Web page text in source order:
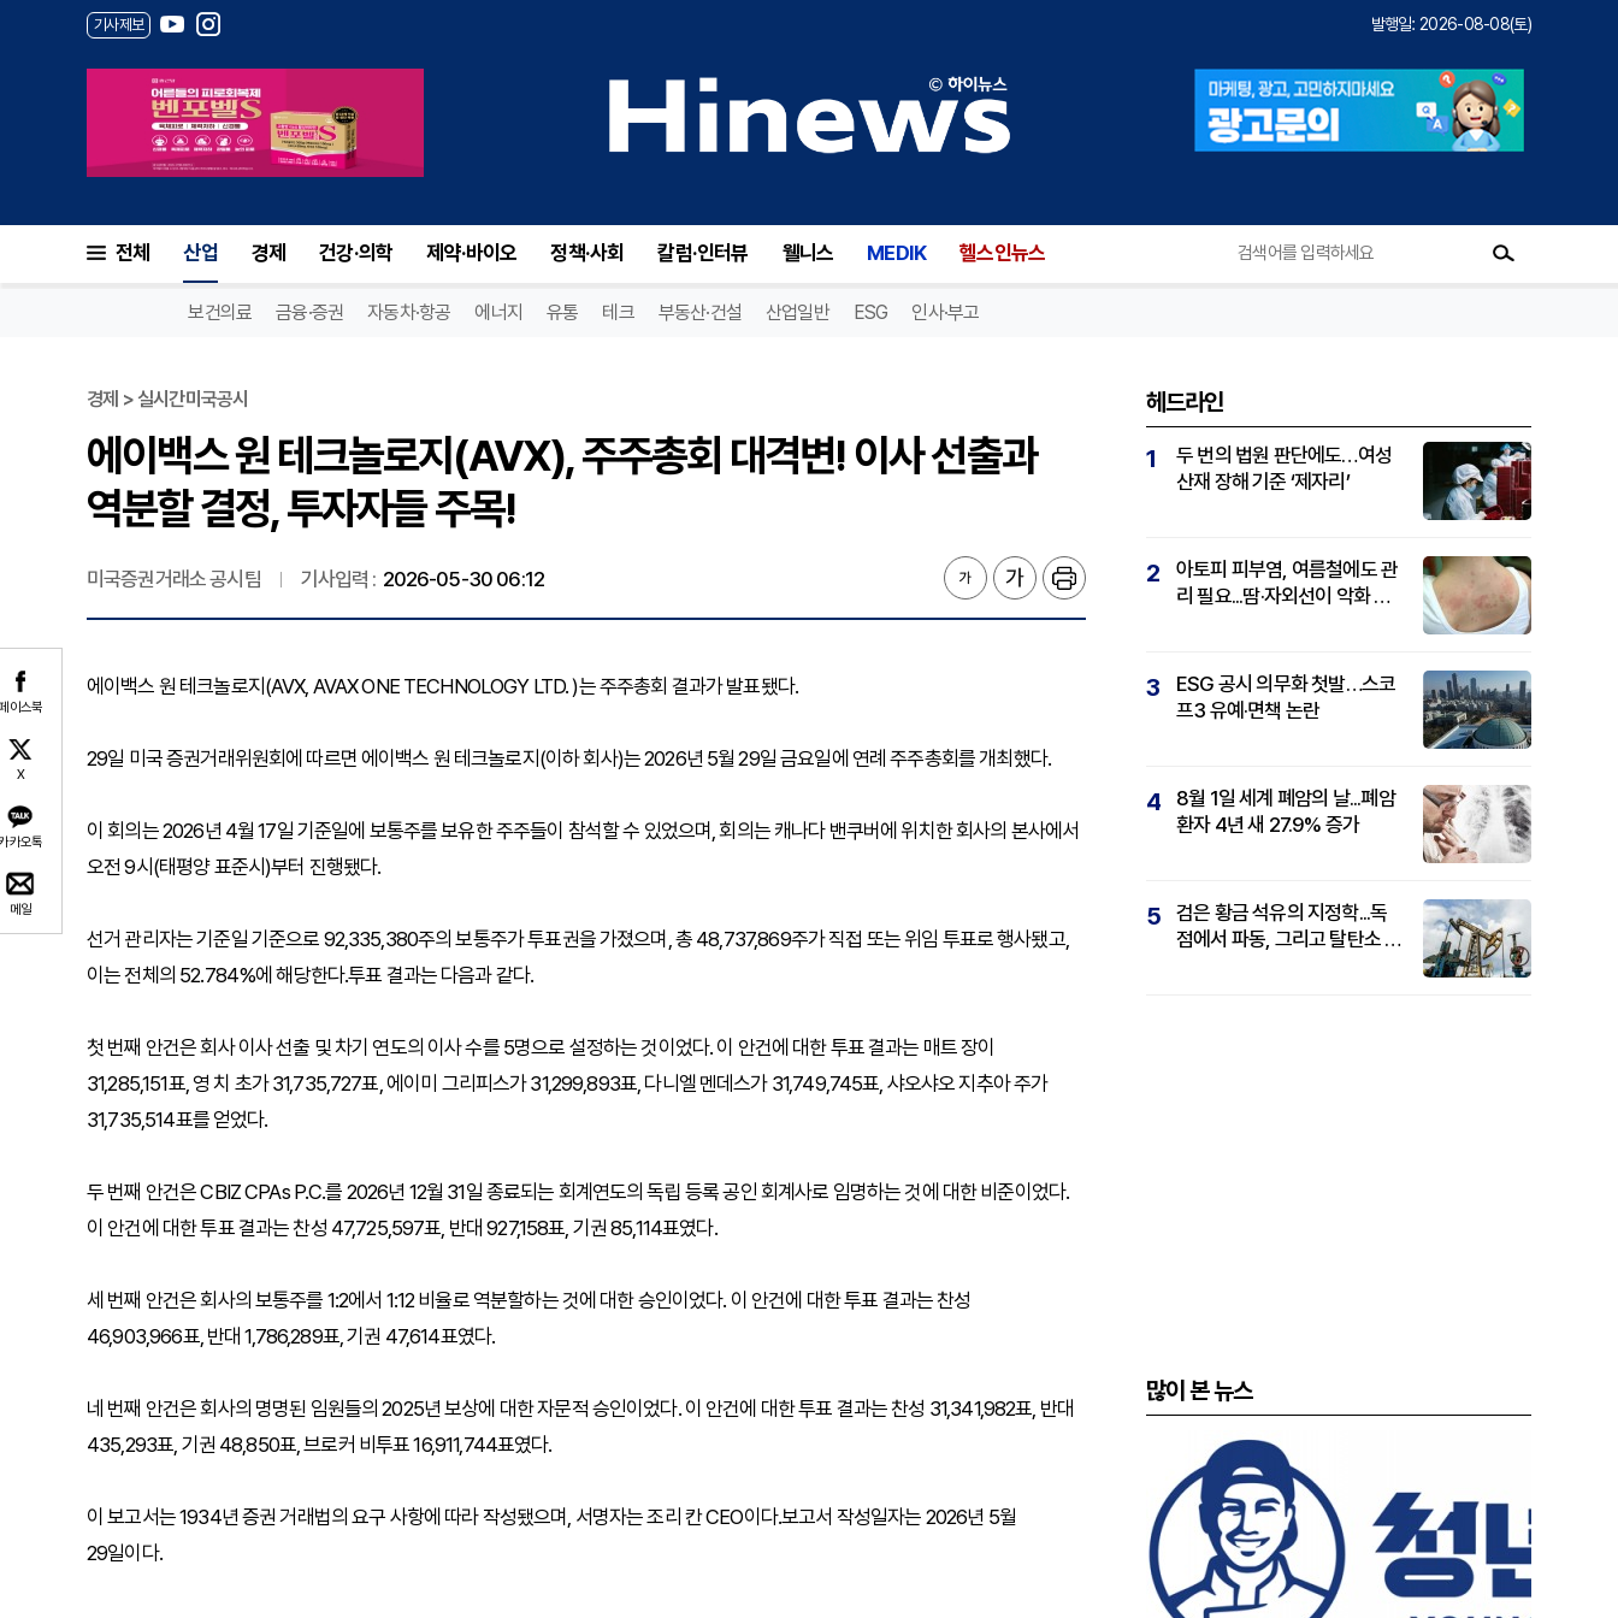
기사제보 발행일: 2026-08-08(토)
전체 산업 경제 건강·의학 제약·바이오 정책·사회 칼럼·인터뷰 웰니스 MEDIK 헬스인뉴스
보건의료 금융·증권 자동차·항공 에너지 유통 테크 부동산·건설 산업일반 ESG 인사·부고
이스북
X
카오톡
메일
경제 > 실시간미국공시
에이백스 원 테크놀로지(AVX), 주주총회 대격변! 이사 선출과
역분할 결정, 투자자들 주목!
미국증권거래소 공시팀 기사입력 : 2026-05-30 06:12
에이백스 원 테크놀로지(AVX, AVAX ONE TECHNOLOGY LTD. )는 주주총회 결과가 발표됐다.
29일 미국 증권거래위원회에 따르면 에이백스 원 테크놀로지(이하 회사)는 2026년 5월 29일 금요일에 연례 주주총회를 개최했다.
이 회의는 2026년 4월 17일 기준일에 보통주를 보유한 주주들이 참석할 수 있었으며, 회의는 캐나다 밴쿠버에 위치한 회사의 본사에서
오전 9시(태평양 표준시)부터 진행됐다.
선거 관리자는 기준일 기준으로 92,335,380주의 보통주가 투표권을 가졌으며, 총 48,737,869주가 직접 또는 위임 투표로 행사됐고,
이는 전체의 52.784%에 해당한다.투표 결과는 다음과 같다.
첫 번째 안건은 회사 이사 선출 및 차기 연도의 이사 수를 5명으로 설정하는 것이었다. 이 안건에 대한 투표 결과는 매트 장이
31,285,151표, 영 치 초가 31,735,727표, 에이미 그리피스가 31,299,893표, 다니엘 멘데스가 31,749,745표, 샤오샤오 지추아 주가
31,735,514표를 얻었다.
두 번째 안건은 CBIZ CPAs P.C.를 2026년 12월 31일 종료되는 회계연도의 독립 등록 공인 회계사로 임명하는 것에 대한 비준이었다.
이 안건에 대한 투표 결과는 찬성 47,725,597표, 반대 927,158표, 기권 85,114표였다.
세 번째 안건은 회사의 보통주를 1:2에서 1:12 비율로 역분할하는 것에 대한 승인이었다. 이 안건에 대한 투표 결과는 찬성
46,903,966표, 반대 1,786,289표, 기권 47,614표였다.
네 번째 안건은 회사의 명명된 임원들의 2025년 보상에 대한 자문적 승인이었다. 이 안건에 대한 투표 결과는 찬성 31,341,982표, 반대
435,293표, 기권 48,850표, 브로커 비투표 16,911,744표였다.
이 보고서는 1934년 증권 거래법의 요구 사항에 따라 작성됐으며, 서명자는 조리 칸 CEO이다.보고서 작성일자는 2026년 5월
29일이다.
헤드라인
1
두 번의 법원 판단에도…여성
산재 장해 기준 ‘제자리’
2
아토피 피부염, 여름철에도 관
리 필요...땀·자외선이 악화 요
3
ESG 공시 의무화 첫발…스코
프3 유예·면책 논란
4
8월 1일 세계 폐암의 날...폐암
환자 4년 새 27.9% 증가
5
검은 황금 석유의 지정학...독
점에서 파동, 그리고 탈탄소 패
많이 본 뉴스